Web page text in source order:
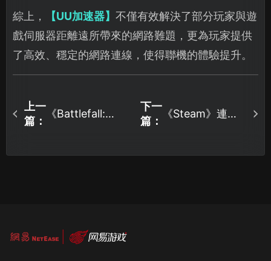
綜上， 【UU加速器】 不僅有效解決了部分玩家與遊
戲伺服器距離遠所帶來的網路難題，更為玩家提供
了高效、穩定的網路連線，使得聯機的體驗提升。
上一
篇：
《Battlefall:
選哪個？UU專線
下一
篇：
《Steam》連線
南幫你搞定！